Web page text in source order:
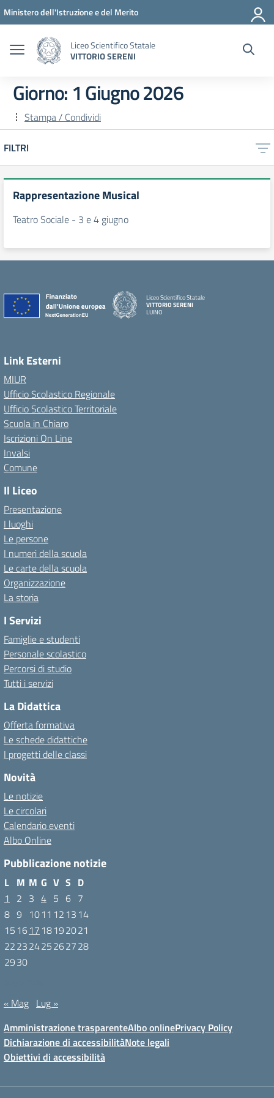
Vai ai contenuti
Vai al menu di navigazione
Vai al footer
Ministero dell'Istruzione e del Merito
Liceo Scientifico Statale
VITTORIO SERENI
Giorno: 1 Giugno 2026
Stampa / Condividi
FILTRI
Rappresentazione Musical
Teatro Sociale - 3 e 4 giugno
Liceo Scientifico Statale
VITTORIO SERENI
LUINO
Link Esterni
MIUR
Ufficio Scolastico Regionale
Ufficio Scolastico Territoriale
Scuola in Chiaro
Iscrizioni On Line
Invalsi
Comune
Il Liceo
Presentazione
I luoghi
Le persone
I numeri della scuola
Le carte della scuola
Organizzazione
La storia
I Servizi
Famiglie e studenti
Personale scolastico
Percorsi di studio
Tutti i servizi
La Didattica
Offerta formativa
Le schede didattiche
I progetti delle classi
Novità
Le notizie
Le circolari
Calendario eventi
Albo Online
Pubblicazione notizie
L M M G V S D
1
2 3 4 5 6 7
8 9 1011 12 13 14
15 1617 18192021
22232425262728
2930
« Mag Lug »
Amministrazione trasparenteAlbo onlinePrivacy Policy
Dichiarazione di accessibilitàNote legali
Obiettivi di accessibilità